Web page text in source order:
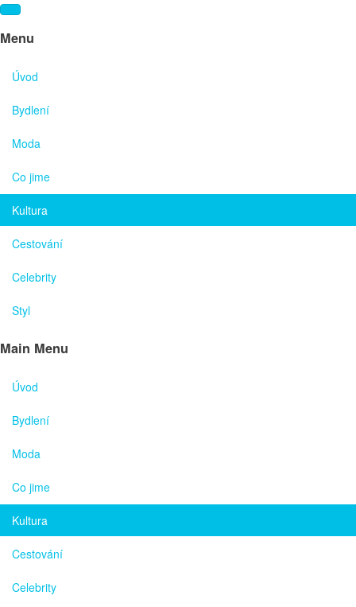
Menu
Úvod
Bydlení
Moda
Co jime
Kultura
Cestování
Celebrity
Styl
Main Menu
Úvod
Bydlení
Moda
Co jime
Kultura
Cestování
Celebrity